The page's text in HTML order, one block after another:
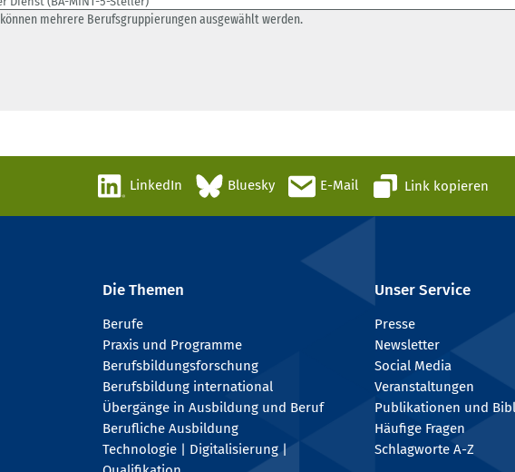
können mehrere Berufsgruppierungen ausgewählt werden.
LinkedIn Bluesky E-Mail Link kopieren
Die Themen
Berufe
Praxis und Programme
Berufsbildungsforschung
Berufsbildung international
Übergänge in Ausbildung und Beruf
Berufliche Ausbildung
Technologie | Digitalisierung |
Unser Service
Presse
Newsletter
Social Media
Veranstaltungen
Publikationen und
Häufige Fragen
Schlagworte A-Z